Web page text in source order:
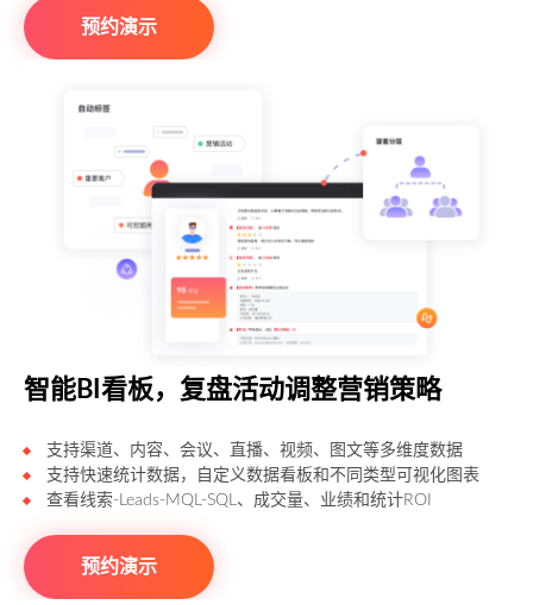
预约演示
智能BI看板，复盘活动调整营销策略
支持渠道、内容、会议、直播、视频、图文等多维度数据
支持快速统计数据，自定义数据看板和不同类型可视化图表
查看线索-Leads-MQL-SQL、成交量、业绩和统计ROI
预约演示